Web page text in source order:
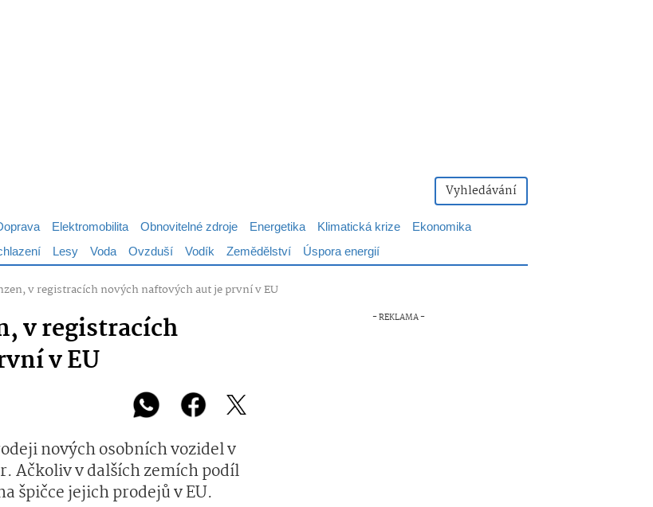
Vyhledávání
Elektromobilita Obnovitelné zdroje Energetika Klimatická krize
Ekonomika
Lesy Voda Ovzduší Vodík Zemědělství Úspora energií
v registracích nových naftových aut je první v EU
v registracích
v EU
nových osobních vozidel v
Ačkoliv v dalších zemích podíl
špičce jejich prodejů v EU.